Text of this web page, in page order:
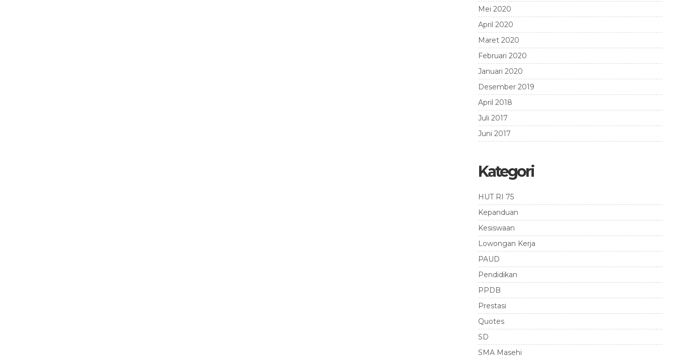
Mei 2020
April 2020
Maret 2020
Februari 2020
Januari 2020
Desember 2019
April 2018
Juli 2017
Juni 2017
Kategori
HUT RI 75
Kepanduan
Kesiswaan
Lowongan Kerja
PAUD
Pendidikan
PPDB
Prestasi
Quotes
SD
SMA Masehi